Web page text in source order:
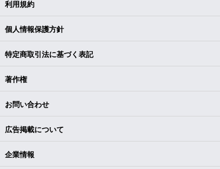
利用規約
個人情報保護方針
特定商取引法に基づく表記
著作権
お問い合わせ
広告掲載について
企業情報